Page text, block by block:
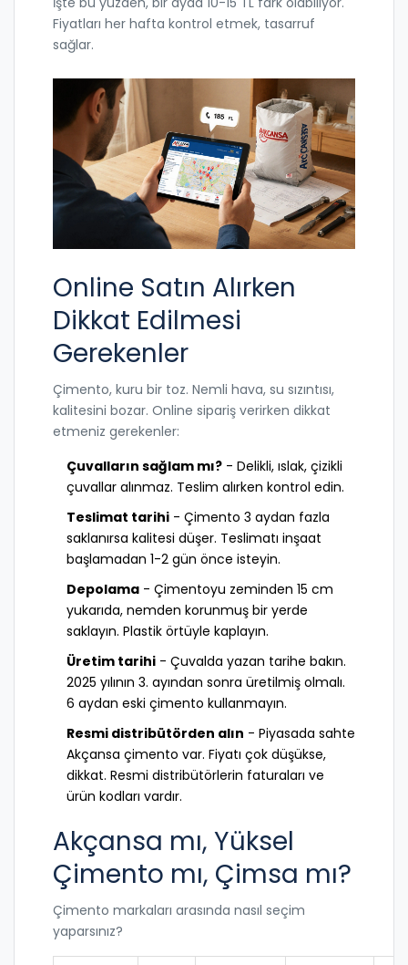
Fiyatları her hafta kontrol etmek, tasarruf
sağlar.
Online Satın Alırken
Dikkat Edilmesi
Gerekenler
Çimento, kuru bir toz. Nemli hava, su sızıntısı,
kalitesini bozar. Online sipariş verirken dikkat
etmeniz gerekenler:
Çuvalların sağlam mı? - Delikli, ıslak, çizikli
çuvallar alınmaz. Teslim alırken kontrol edin.
Teslimat tarihi - Çimento 3 aydan fazla
saklanırsa kalitesi düşer. Teslimatı inşaat
başlamadan 1-2 gün önce isteyin.
Depolama - Çimentoyu zeminden 15 cm
yukarıda, nemden korunmuş bir yerde
saklayın. Plastik örtüyle kaplayın.
Üretim tarihi - Çuvalda yazan tarihe bakın.
2025 yılının 3. ayından sonra üretilmiş olmalı.
6 aydan eski çimento kullanmayın.
Resmi distribütörden alın - Piyasada sahte
Akçansa çimento var. Fiyatı çok düşükse,
dikkat. Resmi distribütörlerin faturaları ve
ürün kodları vardır.
Akçansa mı, Yüksel
Çimento mı, Çimsa mı?
Çimento markaları arasında nasıl seçim
yaparsınız?